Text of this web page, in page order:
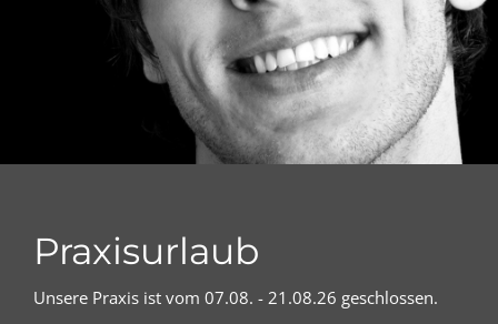
Praxisurlaub
Unsere Praxis ist vom 07.08. - 21.08.26 geschlossen.